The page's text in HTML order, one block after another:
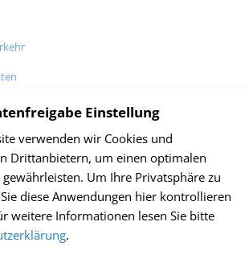
Einstellung
verwenden wir Cookies und
Drittanbietern, um einen optimalen
Um Ihre Privatsphäre zu
diese Anwendungen hier kontrollieren
weitere Informationen lesen Sie bitte
.